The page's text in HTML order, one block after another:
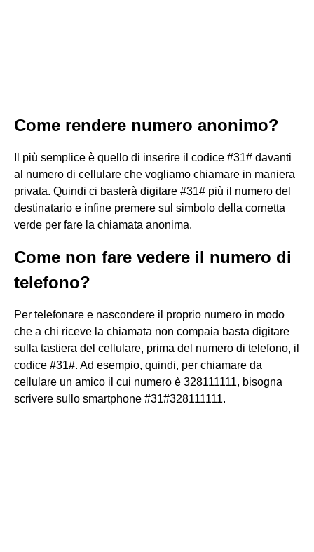
Come rendere numero anonimo?
Il più semplice è quello di inserire il codice #31# davanti
al numero di cellulare che vogliamo chiamare in maniera
privata. Quindi ci basterà digitare #31# più il numero del
destinatario e infine premere sul simbolo della cornetta
verde per fare la chiamata anonima.
Come non fare vedere il numero di
telefono?
Per telefonare e nascondere il proprio numero in modo
che a chi riceve la chiamata non compaia basta digitare
sulla tastiera del cellulare, prima del numero di telefono, il
codice #31#. Ad esempio, quindi, per chiamare da
cellulare un amico il cui numero è 328111111, bisogna
scrivere sullo smartphone #31#328111111.